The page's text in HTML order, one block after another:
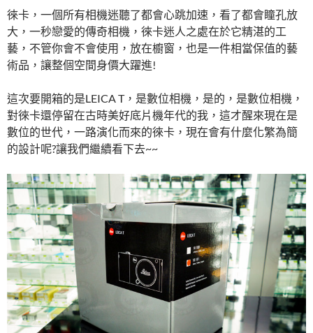
徠卡，一個所有相機迷聽了都會心跳加速，看了都會瞳孔放
大，一秒戀愛的傳奇相機，徠卡迷人之處在於它精湛的工
藝，不管你會不會使用，放在櫥窗，也是一件相當保值的藝
術品，讓整個空間身價大躍進!
這次要開箱的是LEICA T，是數位相機，是的，是數位相機，
對徠卡還停留在古時美好底片機年代的我，這才醒來現在是
數位的世代，一路演化而來的徠卡，現在會有什麼化繁為簡
的設計呢?讓我們繼續看下去~~